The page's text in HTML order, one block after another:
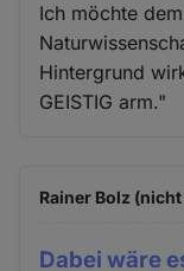
Ich möchte
Hintergrund
GEISTIG arm."
Rainer Bolz
Dabei wäre